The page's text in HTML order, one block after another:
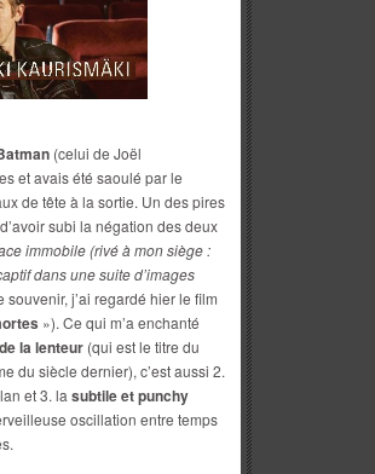
(celui de Joël
et avais été saoulé par le
de tête à la sortie. Un des pires
subi la négation des deux
immobile (rivé à mon siège :
dans une suite d’images
souvenir, j’ai regardé hier le film
»). Ce qui m’a enchanté
la lenteur (qui est le titre du
du siècle dernier), c’est aussi 2.
et 3. la subtile et punchy
oscillation entre temps